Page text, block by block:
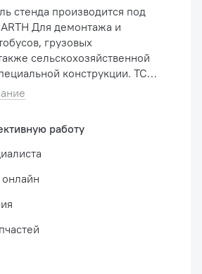
стенда производится под
и
грузовых
сельскохозяйственной
конструкции. TCE
работу с шинами с шириной
работу